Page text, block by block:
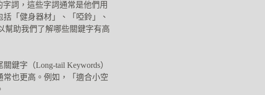
詞，這些字詞通常是他們用
「健身器材」、「啞鈴」、
幫助我們了解哪些關鍵字有高
鍵字（Long-tail Keywords）
也更高。例如，「適合小空